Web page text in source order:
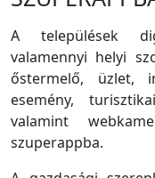
A települések
valamennyi helyi
őstermelő, üzlet,
esemény,
valamint
szuperappba.